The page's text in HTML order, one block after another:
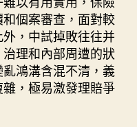
個案審查，面對較
，中試掉敗往往并
理和內部周遭的狀
鴻溝含混不清，義
，極易激發理賠爭